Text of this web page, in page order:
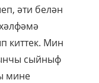
әти белән
киттек. Мин
сыйныф
мине